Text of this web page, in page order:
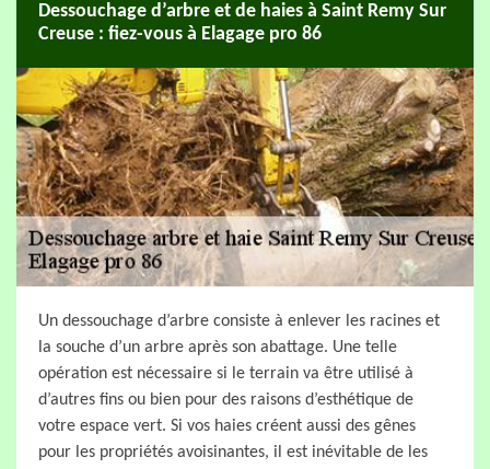
Dessouchage d’arbre et de haies à Saint Remy Sur
Creuse : fiez-vous à Elagage pro 86
Un dessouchage d’arbre consiste à enlever les racines et
la souche d’un arbre après son abattage. Une telle
opération est nécessaire si le terrain va être utilisé à
d’autres fins ou bien pour des raisons d’esthétique de
votre espace vert. Si vos haies créent aussi des gênes
pour les propriétés avoisinantes, il est inévitable de les